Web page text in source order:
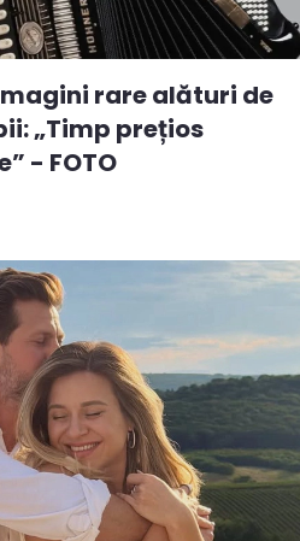
rare alături de
„Timp prețios
- FOTO